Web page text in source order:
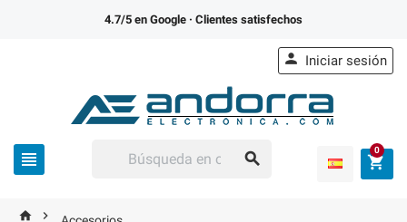
4.7/5 en Google · Clientes satisfechos
 
 Iniciar sesión

0
 